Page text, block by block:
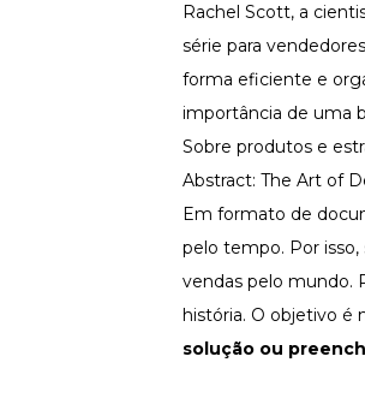
Rachel Scott, a
série para
forma eficiente e
importância de uma
Sobre produtos e
Abstract: The Art of
Em formato de
pelo tempo. Por
vendas pelo mundo.
história. O objetivo é
solução ou